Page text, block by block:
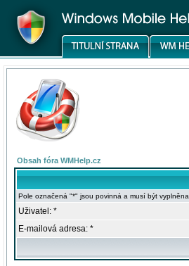
Obsah fóra WMHelp.cz
Pole označená "*" jsou povinná a musí být vyplněna
Uživatel: *
E-mailová adresa: *